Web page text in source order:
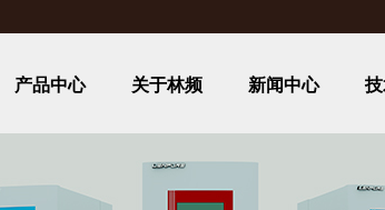
产品中心 关于林频 新闻中心